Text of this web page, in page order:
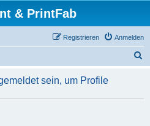
& PrintFab
Anmelden
Registrieren
h
sein, um Profile